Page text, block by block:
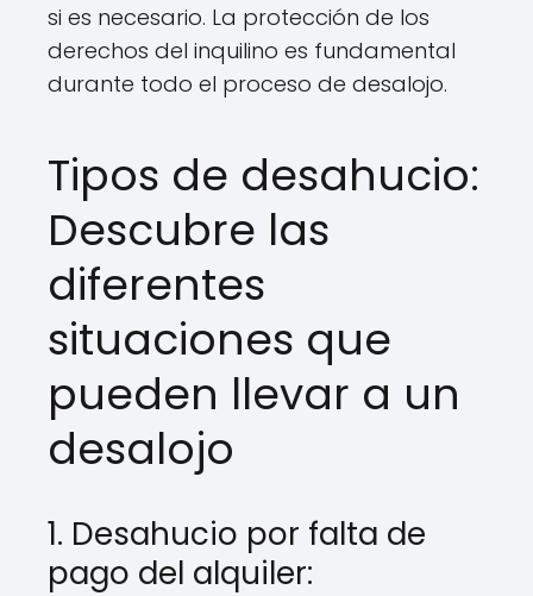
si es necesario. La protección de los
derechos del inquilino es fundamental
durante todo el proceso de desalojo.
Tipos de desahucio:
Descubre las
diferentes
situaciones que
pueden llevar a un
desalojo
1. Desahucio por falta de
pago del alquiler: